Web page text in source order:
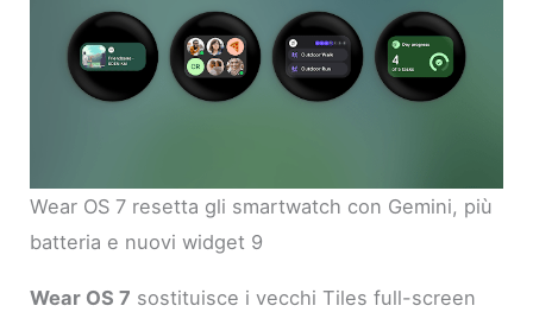
Wear OS 7 resetta gli smartwatch con Gemini, più
batteria e nuovi widget 9
Wear OS 7 sostituisce i vecchi Tiles full-screen